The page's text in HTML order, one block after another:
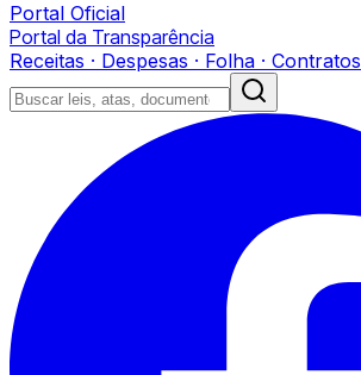
Portal Oficial
Portal da Transparência
Receitas · Despesas · Folha · Contratos